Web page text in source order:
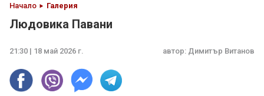
Начало Галерия
Людовика Павани
21:30 | 18 май 2026 г. автор: Димитър Витанов